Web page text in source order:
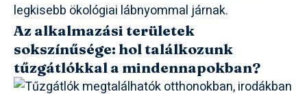
legkisebb ökológiai lábnyommal járnak.
Az alkalmazási területek
sokszínűsége: hol találkozunk
tűzgátlókkal a mindennapokban?